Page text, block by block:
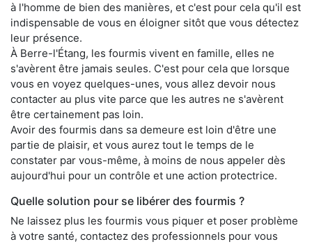
à l'homme de bien des manières, et c'est pour cela qu'il est
indispensable de vous en éloigner sitôt que vous détectez
leur présence.
À Berre-l'Étang, les fourmis vivent en famille, elles ne
s'avèrent être jamais seules. C'est pour cela que lorsque
vous en voyez quelques-unes, vous allez devoir nous
contacter au plus vite parce que les autres ne s'avèrent
être certainement pas loin.
Avoir des fourmis dans sa demeure est loin d'être une
partie de plaisir, et vous aurez tout le temps de le
constater par vous-même, à moins de nous appeler dès
aujourd'hui pour un contrôle et une action protectrice.
Quelle solution pour se libérer des fourmis ?
Ne laissez plus les fourmis vous piquer et poser problème
à votre santé, contactez des professionnels pour vous